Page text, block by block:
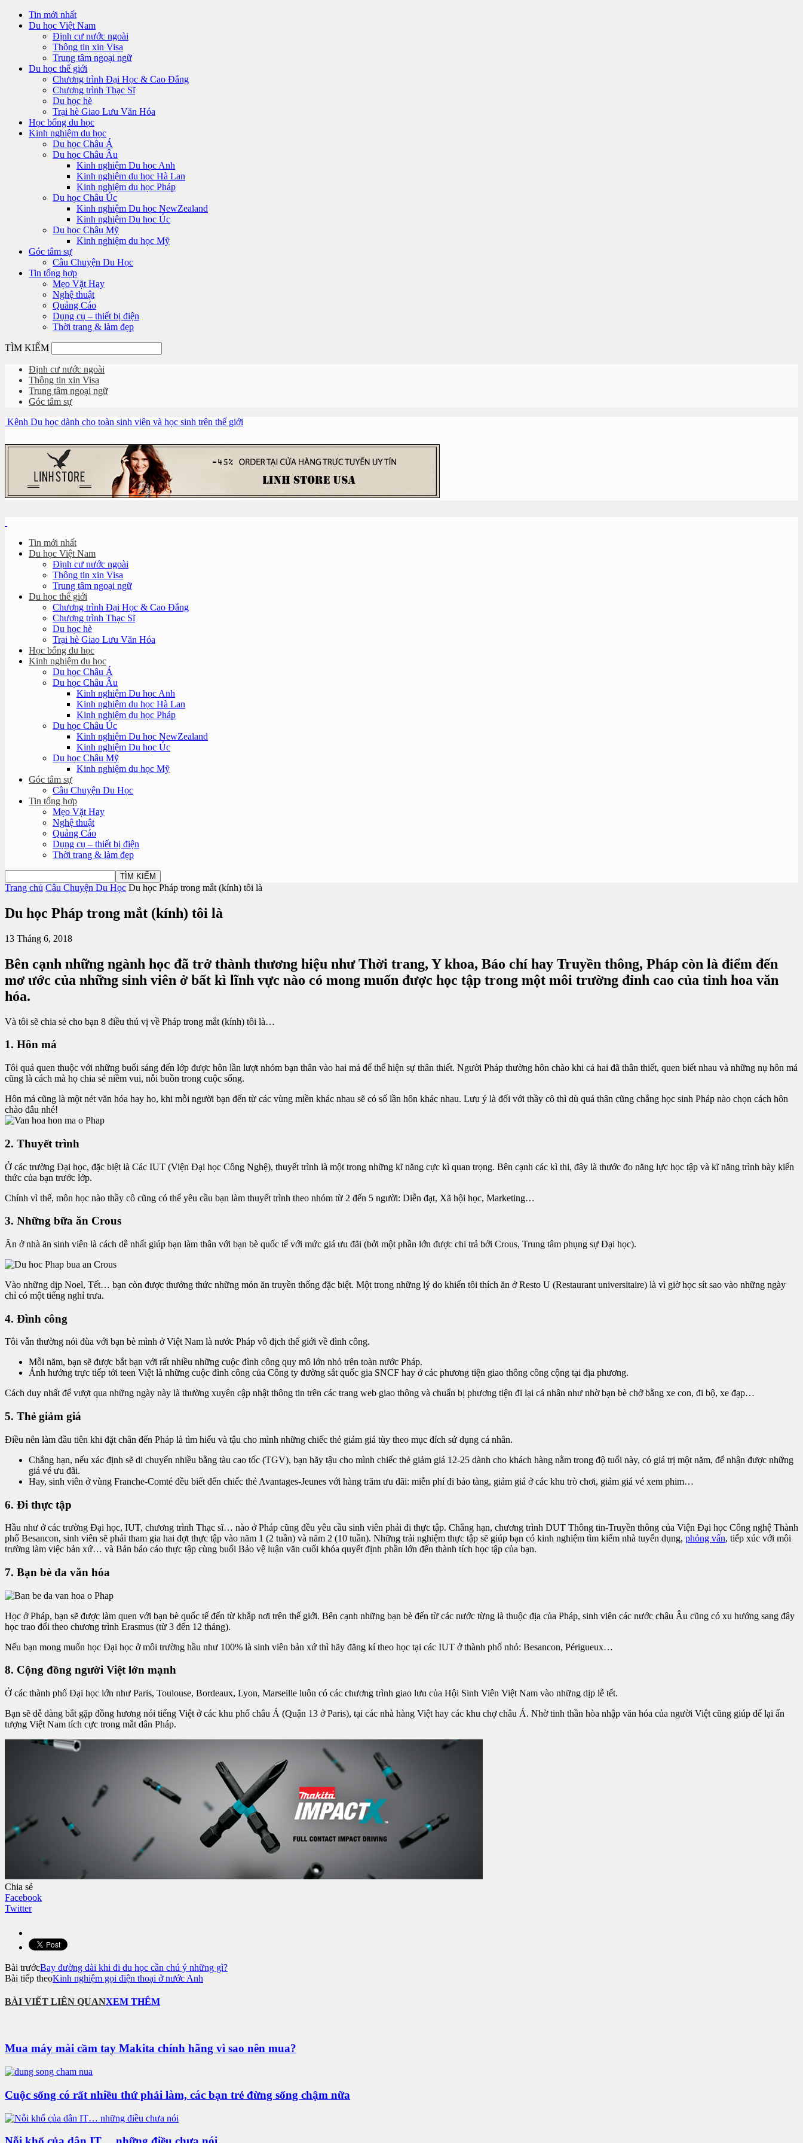
Tin mới nhất
Du học Việt Nam
Định cư nước ngoài
Thông tin xin Visa
Trung tâm ngoại ngữ
Du học thế giới
Chương trình Đại Học & Cao Đẳng
Chương trình Thạc Sĩ
Du học hè
Trại hè Giao Lưu Văn Hóa
Học bổng du học
Kinh nghiệm du học
Du học Châu Á
Du học Châu Âu
Kinh nghiệm Du học Anh
Kinh nghiệm du học Hà Lan
Kinh nghiệm du học Pháp
Du học Châu Úc
Kinh nghiệm Du học NewZealand
Kinh nghiệm Du học Úc
Du học Châu Mỹ
Kinh nghiệm du học Mỹ
Góc tâm sự
Câu Chuyện Du Học
Tin tổng hợp
Mẹo Vặt Hay
Nghệ thuật
Quảng Cáo
Dụng cụ – thiết bị điện
Thời trang & làm đẹp
TÌM KIẾM
Định cư nước ngoài
Thông tin xin Visa
Trung tâm ngoại ngữ
Góc tâm sự
Kênh Du học dành cho toàn sinh viên và học sinh trên thế giới
Tin mới nhất
Du học Việt Nam
Định cư nước ngoài
Thông tin xin Visa
Trung tâm ngoại ngữ
Du học thế giới
Chương trình Đại Học & Cao Đẳng
Chương trình Thạc Sĩ
Du học hè
Trại hè Giao Lưu Văn Hóa
Học bổng du học
Kinh nghiệm du học
Du học Châu Á
Du học Châu Âu
Kinh nghiệm Du học Anh
Kinh nghiệm du học Hà Lan
Kinh nghiệm du học Pháp
Du học Châu Úc
Kinh nghiệm Du học NewZealand
Kinh nghiệm Du học Úc
Du học Châu Mỹ
Kinh nghiệm du học Mỹ
Góc tâm sự
Câu Chuyện Du Học
Tin tổng hợp
Mẹo Vặt Hay
Nghệ thuật
Quảng Cáo
Dụng cụ – thiết bị điện
Thời trang & làm đẹp
Trang chủ Câu Chuyện Du Học Du học Pháp trong mắt (kính) tôi là
Du học Pháp trong mắt (kính) tôi là
13 Tháng 6, 2018
Bên cạnh những ngành học đã trở thành thương hiệu như Thời trang, Y khoa, Báo chí hay Truyền thông, Pháp còn là điểm đến
mơ ước của những sinh viên ở bất kì lĩnh vực nào có mong muốn được học tập trong một môi trường đỉnh cao của tinh hoa văn
hóa.
Và tôi sẽ chia sẻ cho bạn 8 điều thú vị về Pháp trong mắt (kính) tôi là…
1. Hôn má
Tôi quá quen thuộc với những buổi sáng đến lớp được hôn lần lượt nhóm bạn thân vào hai má để thể hiện sự thân thiết. Người Pháp thường hôn chào khi cả hai đã thân thiết, quen biết nhau và những nụ hôn má
cũng là cách mà họ chia sẻ niềm vui, nỗi buồn trong cuộc sống.
Hôn má cũng là một nét văn hóa hay ho, khi mỗi người bạn đến từ các vùng miền khác nhau sẽ có số lần hôn khác nhau. Lưu ý là đối với thầy cô thì dù quá thân cũng chẳng học sinh Pháp nào chọn cách hôn
chào đâu nhé!
2. Thuyết trình
Ở các trường Đại học, đặc biệt là Các IUT (Viện Đại học Công Nghệ), thuyết trình là một trong những kĩ năng cực kì quan trọng. Bên cạnh các kì thi, đây là thước đo năng lực học tập và kĩ năng trình bày kiến
thức của bạn trước lớp.
Chính vì thế, môn học nào thầy cô cũng có thể yêu cầu bạn làm thuyết trình theo nhóm từ 2 đến 5 người: Diễn đạt, Xã hội học, Marketing…​
3. Những bữa ăn Crous
Ăn ở nhà ăn sinh viên là cách dễ nhất giúp bạn làm thân với bạn bè quốc tế với mức giá ưu đãi (bởi một phần lớn được chi trả bởi Crous, Trung tâm phụng sự Đại học).
Vào những dịp Noel, Tết… bạn còn được thưởng thức những món ăn truyền thống đặc biệt. Một trong những lý do khiến tôi thích ăn ở Resto U (Restaurant universitaire) là vì giờ học sít sao vào những ngày
chỉ có một tiếng nghỉ trưa.​
4. Đình công
Tôi vẫn thường nói đùa với bạn bè mình ở Việt Nam là nước Pháp vô địch thế giới về đình công.
Mỗi năm, bạn sẽ được bắt bạn với rất nhiều những cuộc đình công quy mô lớn nhỏ trên toàn nước Pháp.
Ảnh hưởng trực tiếp tới teen Việt là những cuộc đình công của Công ty đường sắt quốc gia SNCF hay ở các phương tiện giao thông công cộng tại địa phương.
Cách duy nhất để vượt qua những ngày này là thường xuyên cập nhật thông tin trên các trang web giao thông và chuẩn bị phương tiện đi lại cá nhân như nhờ bạn bè chở bằng xe con, đi bộ, xe đạp…​
5. Thẻ giảm giá
Điều nên làm đầu tiên khi đặt chân đến Pháp là tìm hiểu và tậu cho mình những chiếc thẻ giảm giá tùy theo mục đích sử dụng cá nhân.
Chẳng hạn, nếu xác định sẽ di chuyển nhiều bằng tàu cao tốc (TGV), bạn hãy tậu cho mình chiếc thẻ giảm giá 12-25 dành cho khách hàng nằm trong độ tuổi này, có giá trị một năm, để nhận được những
giá vé ưu đãi.
Hay, sinh viên ở vùng Franche-Comté đều biết đến chiếc thẻ Avantages-Jeunes với hàng trăm ưu đãi: miễn phí đi bảo tàng, giảm giá ở các khu trò chơi, giảm giá vé xem phim…​
6. Đi thực tập
Hầu như ở các trường Đại học, IUT, chương trình Thạc sĩ… nào ở Pháp cũng đều yêu cầu sinh viên phải đi thực tập. Chẳng hạn, chương trình DUT Thông tin-Truyền thông của Viện Đại học Công nghệ Thành
phố Besancon, sinh viên sẽ phải tham gia hai đợt thực tập vào năm 1 (2 tuần) và năm 2 (10 tuần). Những trải nghiệm thực tập sẽ giúp bạn có kinh nghiệm tìm kiếm nhà tuyển dụng, phỏng vấn, tiếp xúc với môi
trường làm việc bản xứ… và Bản báo cáo thực tập cùng buổi Bảo vệ luận văn cuối khóa quyết định phần lớn đến thành tích học tập của bạn.​
7. Bạn bè đa văn hóa
Học ở Pháp, bạn sẽ được làm quen với bạn bè quốc tế đến từ khắp nơi trên thế giới. Bên cạnh những bạn bè đến từ các nước từng là thuộc địa của Pháp, sinh viên các nước châu Âu cũng có xu hướng sang đây
học trao đổi theo chương trình Erasmus (từ 3 đến 12 tháng).
Nếu bạn mong muốn học Đại học ở môi trường hầu như 100% là sinh viên bản xứ thì hãy đăng kí theo học tại các IUT ở thành phố nhỏ: Besancon, Périgueux…​
8. Cộng đồng người Việt lớn mạnh
Ở các thành phố Đại học lớn như Paris, Toulouse, Bordeaux, Lyon, Marseille luôn có các chương trình giao lưu của Hội Sinh Viên Việt Nam vào những dịp lễ tết.
Bạn sẽ dễ dàng bắt gặp đồng hương nói tiếng Việt ở các khu phố châu Á (Quận 13 ở Paris), tại các nhà hàng Việt hay các khu chợ châu Á. Nhờ tinh thần hòa nhập văn hóa của người Việt cũng giúp để lại ấn
tượng Việt Nam tích cực trong mắt dân Pháp.
Chia sẻ
Facebook
Twitter
Bài trướcBay đường dài khi đi du học cần chú ý những gì?
Bài tiếp theoKinh nghiệm gọi điện thoại ở nước Anh
BÀI VIẾT LIÊN QUANXEM THÊM
Mua máy mài cầm tay Makita chính hãng vì sao nên mua?
Cuộc sống có rất nhiều thứ phải làm, các bạn trẻ đừng sống chậm nữa